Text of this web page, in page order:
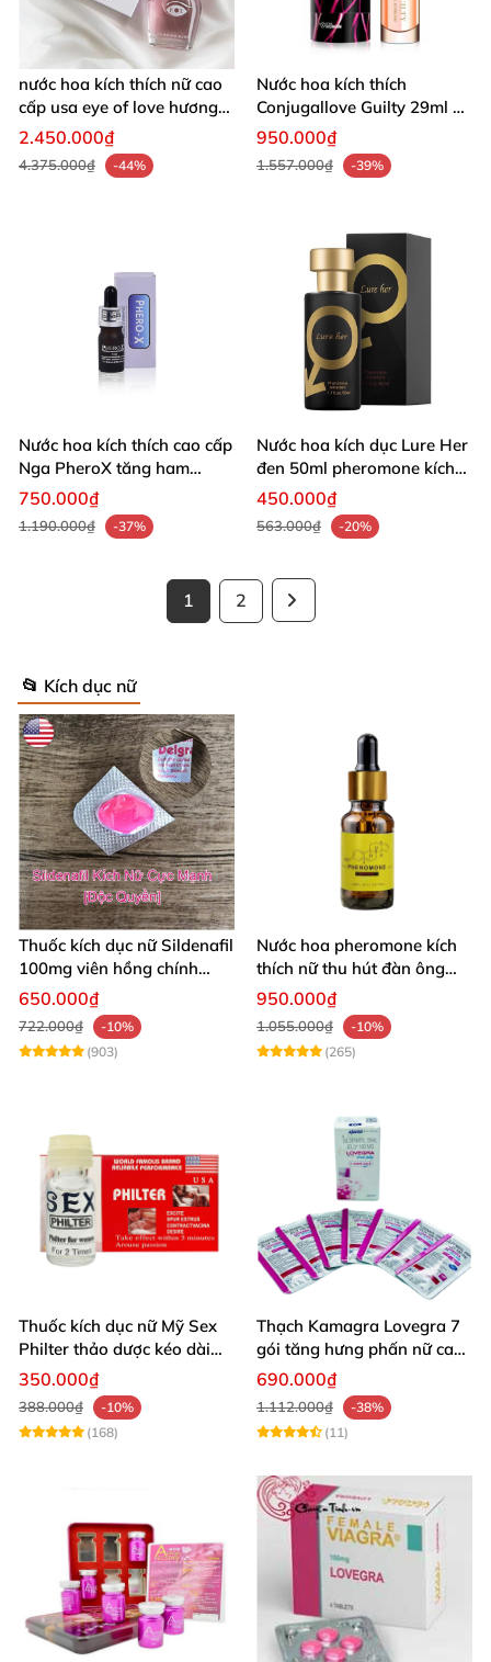
nước hoa kích thích nữ cao
cấp usa eye of love hương
ngọc lan
2.450.000₫
4.375.000₫ -44%
Nước hoa kích thích
Conjugallove Guilty 29ml xịt
lên cơ thể
950.000₫
1.557.000₫ -39%
Nước hoa kích thích cao cấp
Nga PheroX tăng ham
muốn nhanh
750.000₫
1.190.000₫ -37%
Nước hoa kích dục Lure Her
đen 50ml pheromone kích
thích mạnh mẽ
450.000₫
563.000₫ -20%
1 2
📂 Kích dục nữ
Thuốc kích dục nữ Sildenafil
100mg viên hồng chính
hãng
650.000₫
722.000₫
-10%
(903)
Nước hoa pheromone kích
thích nữ thu hút đàn ông
mạnh mẽ 10ml
950.000₫
1.055.000₫
-10%
(265)
Thuốc kích dục nữ Mỹ Sex
Philter thảo dược kéo dài
hưng phấn
350.000₫
388.000₫
-10%
(168)
Thạch Kamagra Lovegra 7
gói tăng hưng phấn nữ cao
cấp
690.000₫
1.112.000₫
-38%
(11)